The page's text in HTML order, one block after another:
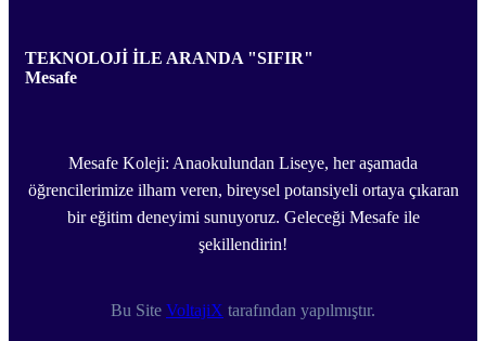
TEKNOLOJİ İLE ARANDA "SIFIR"
Mesafe
Mesafe Koleji: Anaokulundan Liseye, her aşamada
öğrencilerimize ilham veren, bireysel potansiyeli ortaya çıkaran
bir eğitim deneyimi sunuyoruz. Geleceği Mesafe ile
şekillendirin!
Bu Site VoltajiX tarafından yapılmıştır.